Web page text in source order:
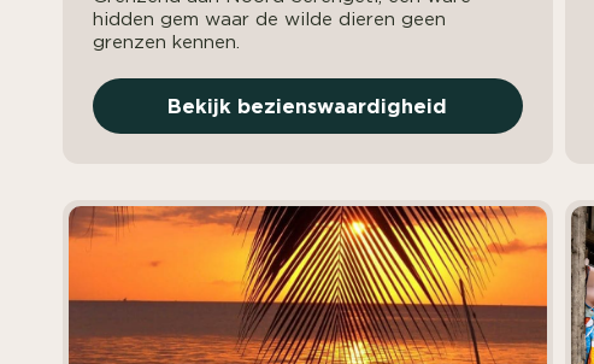
hidden gem waar de wilde dieren geen
grenzen kennen.
Bekijk bezienswaardigheid